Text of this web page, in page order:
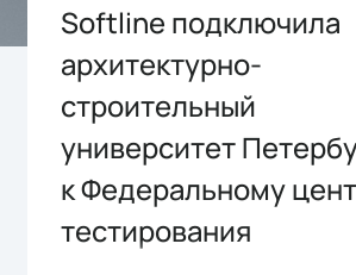
Softline подключила
архитектурно-
строительный
университет
к Федеральному
тестирования